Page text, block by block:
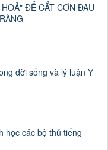
ĐỂ CẮT CƠN ĐAU
đời sống và lý luận Y
học các bộ thủ tiếng